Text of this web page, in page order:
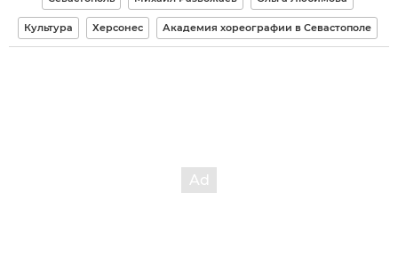
Культура Херсонес Академия хореографии в Севастополе